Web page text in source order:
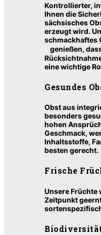
Kontrollierter,
Ihnen die
sächsisches
erzeugt wird.
schmackhaftes
genießen,
eine wichtige
Gesundes
Obst aus
besonders
hohen
Geschmack,
Inhaltsstoffe,
besten gerecht.
Frische
Unsere Früchte
Zeitpunkt